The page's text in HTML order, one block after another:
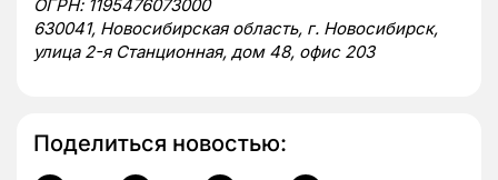
ОГРН: 1195476073000
630041, Новосибирская область, г. Новосибирск,
улица 2-я Станционная, дом 48, офис 203
Поделиться новостью: